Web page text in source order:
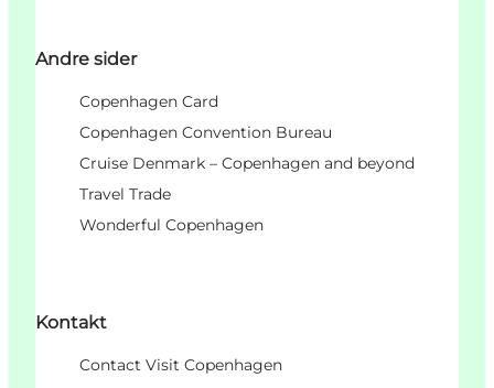
Andre sider
Copenhagen Card
Copenhagen Convention Bureau
Cruise Denmark – Copenhagen and beyond
Travel Trade
Wonderful Copenhagen
Kontakt
Contact Visit Copenhagen